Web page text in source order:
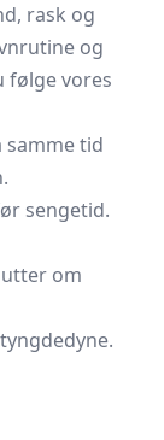
rask og
og
følge vores
samme tid
sengetid.
om
tyngdedyne.